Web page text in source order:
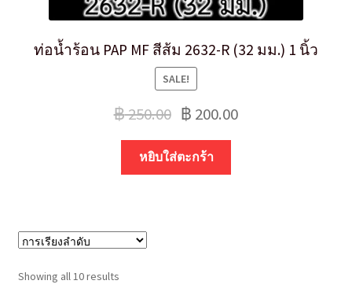
ท่อน้ำร้อน PAP MF สีส้ม 2632-R (32 มม.) 1 นิ้ว
SALE!
฿250.00 ฿ 200.00
หยิบใส่ตะกร้า
Showing all 10 results